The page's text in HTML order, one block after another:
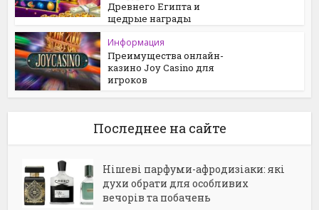
Древнего Египта и
щедрые награды
Информация
Преимущества онлайн-
казино Joy Casino для
игроков
Последнее на сайте
Нішеві парфуми-афродизіаки: які
духи обрати для особливих
вечорів та побачень